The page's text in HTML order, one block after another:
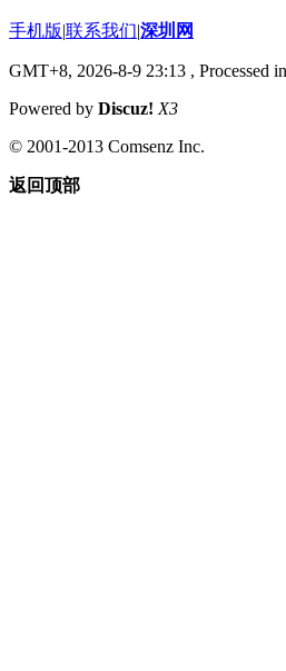
手机版|联系我们|深圳网
GMT+8, 2026-8-9 23:13 , Processed
Powered by Discuz! X3
© 2001-2013 Comsenz Inc.
返回顶部